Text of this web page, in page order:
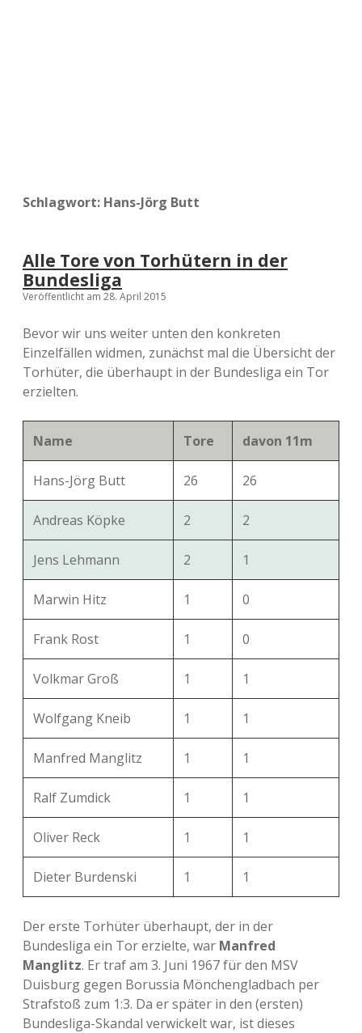
Schlagwort: Hans-Jörg Butt
Alle Tore von Torhütern in der
Bundesliga
Veröffentlicht am 28. April 2015
Bevor wir uns weiter unten den konkreten
Einzelfällen widmen, zunächst mal die Übersicht der
Torhüter, die überhaupt in der Bundesliga ein Tor
erzielten.
Name Tore davon 11m
Hans-Jörg Butt 26 26
Andreas Köpke 2 2
Jens Lehmann 2 1
Marwin Hitz 1 0
Frank Rost 1 0
Volkmar Groß 1 1
Wolfgang Kneib 1 1
Manfred Manglitz 1 1
Ralf Zumdick 1 1
Oliver Reck 1 1
Dieter Burdenski 1 1
Der erste Torhüter überhaupt, der in der
Bundesliga ein Tor erzielte, war Manfred
Manglitz. Er traf am 3. Juni 1967 für den MSV
Duisburg gegen Borussia Mönchengladbach per
Strafstoß zum 1:3. Da er später in den (ersten)
Bundesliga-Skandal verwickelt war, ist dieses